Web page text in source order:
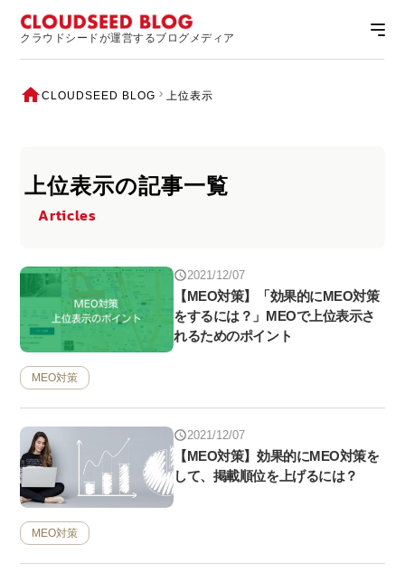
クラウドシードが運営するブログメディア
CLOUDSEED BLOG 上位表示
上位表示の記事一覧
Articles
2021/12/07
【MEO対策】「効果的にMEO対策
をするには？」MEOで上位表示さ
れるためのポイント
MEO対策
2021/12/07
【MEO対策】効果的にMEO対策を
して、掲載順位を上げるには？
MEO対策